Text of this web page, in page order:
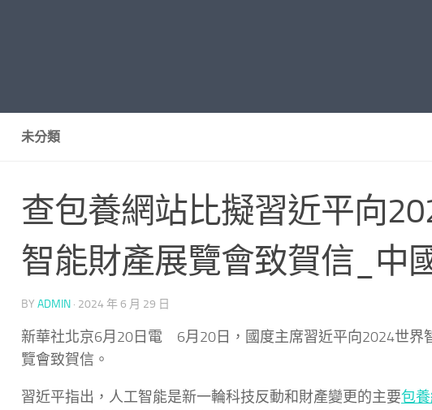
未分類
查包養網站比擬習近平向
智能財產展覽會致賀信_中
BY ADMIN · 2024 年 6 月 29 日
新華社北京6月20日電 6月20日，國度主席習近平向2024世界
覽會致賀信。
習近平指出，人工智能是新一輪科技反動和財產變更的主要包